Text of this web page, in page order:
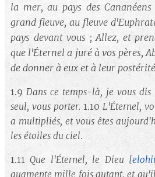
la mer, au pays des
grand fleuve, au fleuve
pays devant vous ; Allez, et
que l'Éternel a juré à vos pères,
de donner à eux et à leur
1.9Dans ce temps-là, je vous dis
seul, vous porter. 1.10 L'Éternel,
a multipliés, et vous êtes
les étoiles du ciel.
1.11Que l'Éternel, le Dieu [
augmente mille fois autant, et